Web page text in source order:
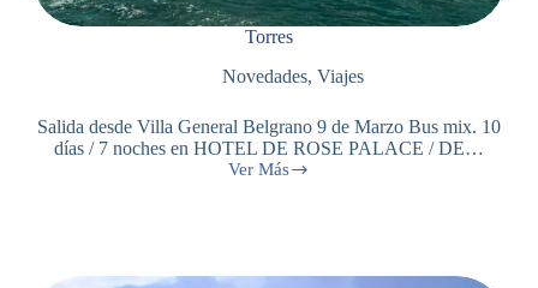
Torres
Novedades, Viajes
Salida desde Villa General Belgrano 9 de Marzo Bus mix. 10
días / 7 noches en HOTEL DE ROSE PALACE / DE…
Ver Más